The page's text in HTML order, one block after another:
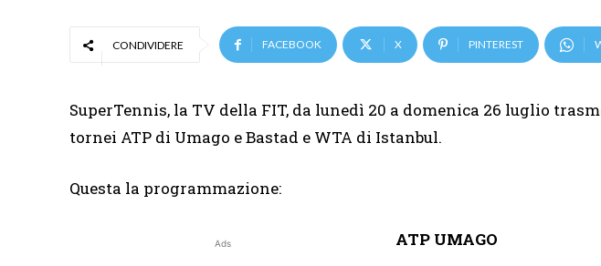
CONDIVIDERE FACEBOOK X PINTEREST
SuperTennis, la TV della FIT, da lunedì 20 a domenica 26 luglio
tornei ATP di Umago e Bastad e WTA di Istanbul.
Questa la programmazione:
Ads ATP UMAGO